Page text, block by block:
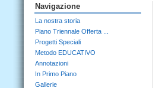
Navigazione
La nostra storia
Piano Triennale Offerta ...
Progetti Speciali
Metodo EDUCATIVO
Annotazioni
In Primo Piano
Gallerie